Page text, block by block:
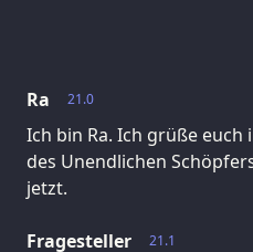
21.0
Ra
Ich bin Ra. Ich grüße
des Unendlichen
jetzt.
21.1
Fragesteller